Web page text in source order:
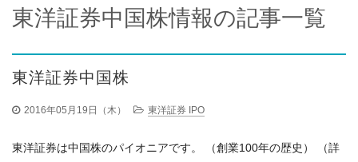
テ
ン
へ
移
動
東洋証券中国株情報の記事一覧
東洋証券中国株
2016年05月19日（木） 東洋証券 IPO
東洋証券は中国株のパイオニアです。 （創業100年の歴史） （詳